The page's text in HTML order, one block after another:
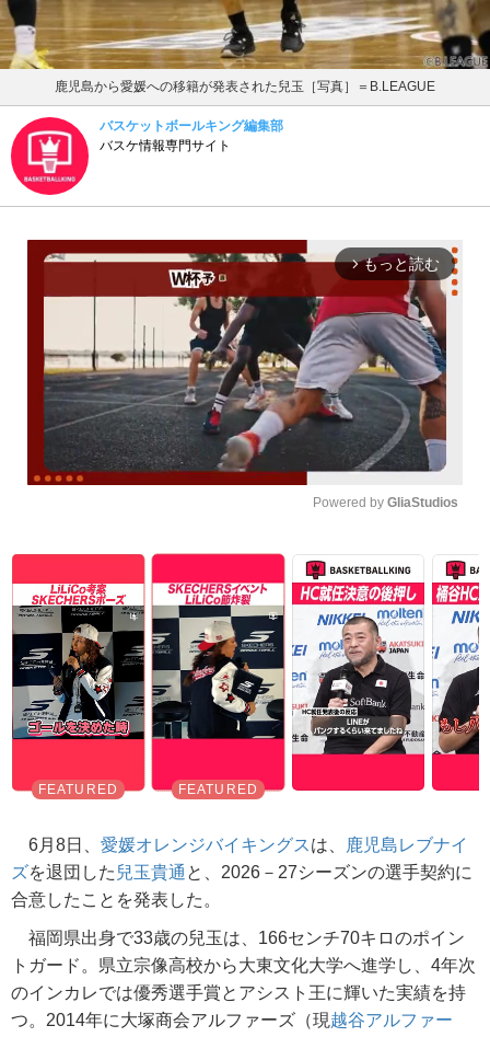
鹿児島から愛媛への移籍が発表された兒玉［写真］＝B.LEAGUE
バスケットボールキング編集部
バスケ情報専門サイト
arrow_forward_ios もっと読む
Powered by GliaStudios
6月8日、 愛媛オレンジバイキングスは、
鹿児島レブナイ
ズを退団した 兒玉貴通 と、2026－27シーズンの選手契約に
合意したことを発表した。
福岡県出身で33歳の兒玉は、166センチ70キロのポイン
トガード。県立宗像高校から大東文化大学へ進学し、4年次
のインカレでは優秀選手賞とアシスト王に輝いた実績を持
つ。2014年に大塚商会アルファーズ（現越谷アルファー